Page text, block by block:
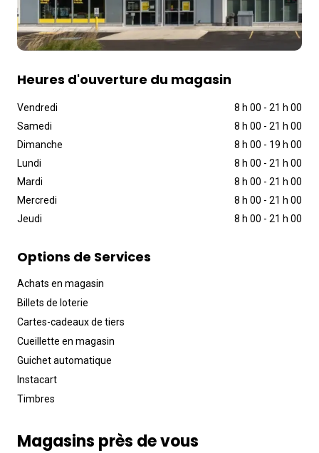
Heures d'ouverture du magasin
Vendredi 8 h 00 - 21 h 00
Samedi
8 h 00 - 21 h 00
Dimanche
8 h 00 - 19 h 00
Lundi
8 h 00 - 21 h 00
Mardi
8 h 00 - 21 h 00
Mercredi
8 h 00 - 21 h 00
Jeudi
8 h 00 - 21 h 00
Options de Services
Achats en magasin
Billets de loterie
Cartes-cadeaux de tiers
Cueillette en magasin
Guichet automatique
Instacart
Timbres
Magasins près de vous